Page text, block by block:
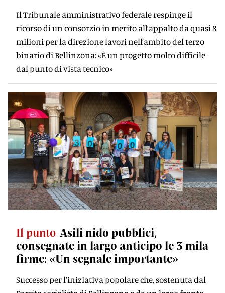
Il Tribunale amministrativo federale respinge il
ricorso di un consorzio in merito all’appalto da quasi 8
milioni per la direzione lavori nell’ambito del terzo
binario di Bellinzona: «È un progetto molto difficile
dal punto di vista tecnico»
Il punto Asili nido pubblici,
consegnate in largo anticipo le 3 mila
firme: «Un segnale importante»
Successo per l'iniziativa popolare che, sostenuta dal